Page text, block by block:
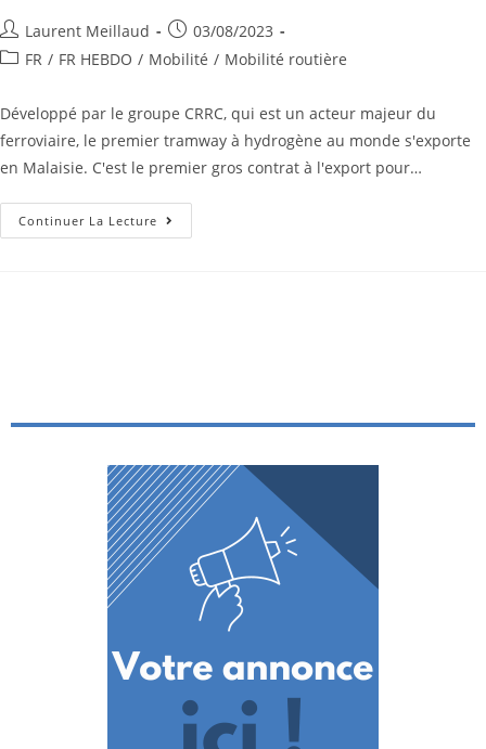
Laurent Meillaud
03/08/2023
FR / FR HEBDO / Mobilité / Mobilité routière
Développé par le groupe CRRC, qui est un acteur majeur du
ferroviaire, le premier tramway à hydrogène au monde s'exporte
en Malaisie. C'est le premier gros contrat à l'export pour…
Continuer La Lecture